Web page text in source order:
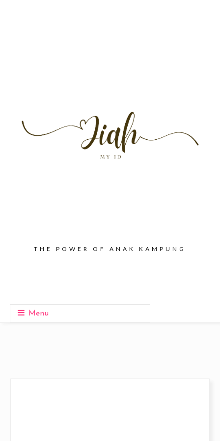
THE POWER OF ANAK KAMPUNG
Menu